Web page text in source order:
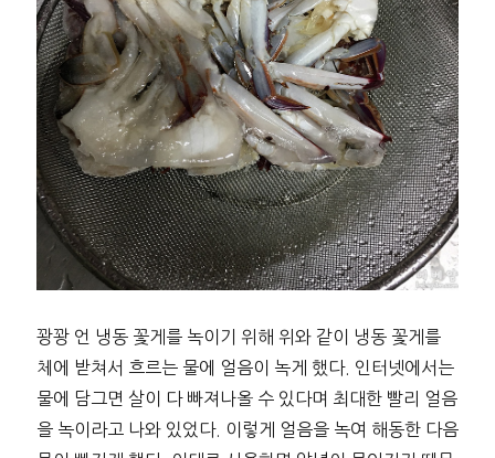
꽝꽝 언 냉동 꽃게를 녹이기 위해 위와 같이 냉동 꽃게를
체에 받쳐서 흐르는 물에 얼음이 녹게 했다. 인터넷에서는
물에 담그면 살이 다 빠져나올 수 있다며 최대한 빨리 얼음
을 녹이라고 나와 있었다. 이렇게 얼음을 녹여 해동한 다음